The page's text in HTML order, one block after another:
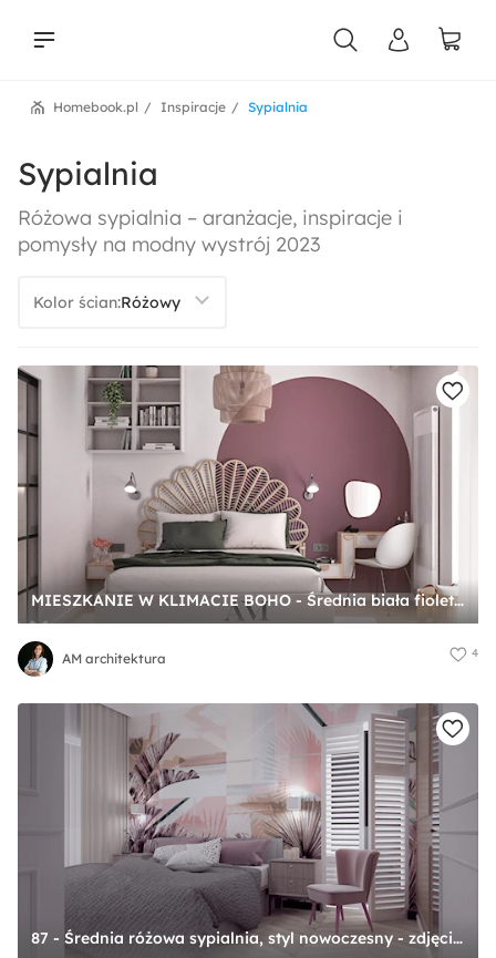
Sypialnia
Inspiracje
Homebook.pl
Sypialnia
Różowa sypialnia – aranżacje, inspiracje i
pomysły na modny wystrój 2023
Kolor ścian:
MIESZKANIE W KLIMACIE BOHO - Średnia biała fioletowa różowa sypialnia, styl nowoczesny - zdjęcie od AM architektura
AM architektura 4
87 - Średnia różowa sypialnia, styl nowoczesny - zdjęcie od MADA design